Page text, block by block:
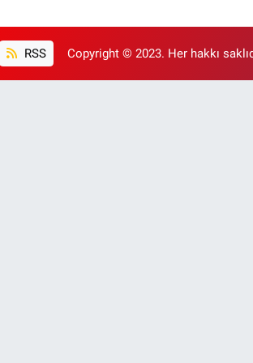
RSS Copyright © 2023. Her hakkı